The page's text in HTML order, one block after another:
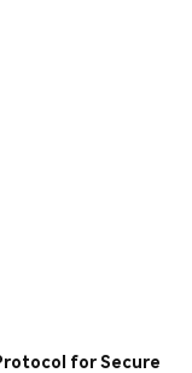
for Secure